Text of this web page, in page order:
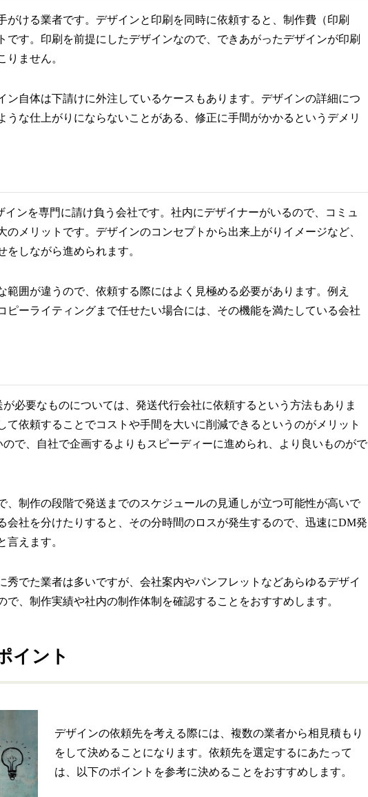
がける業者です。デザインと印刷を同時に依頼すると、制作費（印刷
です。印刷を前提にしたデザインなので、できあがったデザインが印刷
ません。
ン自体は下請けに外注しているケースもあります。デザインの詳細につ
うな仕上がりにならないことがある、修正に手間がかかるというデメリ
インを専門に請け負う会社です。社内にデザイナーがいるので、コミュ
のメリットです。デザインのコンセプトから出来上がりイメージなど、
しながら進められます。
範囲が違うので、依頼する際にはよく見極める必要があります。例え
ピーライティングまで任せたい場合には、その機能を満たしている会社
必要なものについては、発送代行会社に依頼するという方法もありま
て依頼することでコストや手間を大いに削減できるというのがメリット
で、自社で企画するよりもスピーディーに進められ、より良いものがで
、制作の段階で発送までのスケジュールの見通しが立つ可能性が高いで
会社を分けたりすると、その分時間のロスが発生するので、迅速にDM発
言えます。
秀でた業者は多いですが、会社案内やパンフレットなどあらゆるデザイ
で、制作実績や社内の制作体制を確認することをおすすめします。
イント
デザインの依頼先を考える際には、複数の業者から相見積もり
をして決めることになります。依頼先を選定するにあたって
は、以下のポイントを参考に決めることをおすすめします。